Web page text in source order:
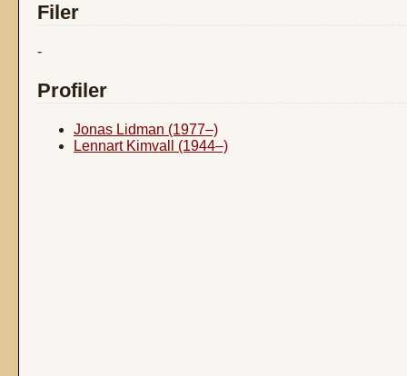
Filer
-
Profiler
Jonas Lidman (1977–)
Lennart Kimvall (1944–)